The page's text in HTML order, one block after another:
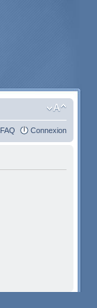
FAQ Connexion